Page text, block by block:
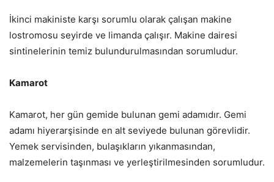
İkinci makiniste karşı sorumlu olarak çalışan makine
lostromosu seyirde ve limanda çalışır. Makine dairesi
sintinelerinin temiz bulundurulmasından sorumludur.
Kamarot
Kamarot, her gün gemide bulunan gemi adamıdır. Gemi
adamı hiyerarşisinde en alt seviyede bulunan görevlidir.
Yemek servisinden, bulaşıkların yıkanmasından,
malzemelerin taşınması ve yerleştirilmesinden sorumludur.